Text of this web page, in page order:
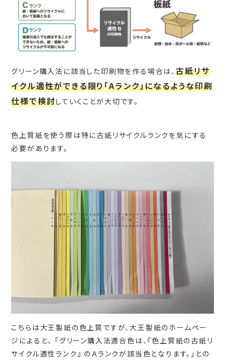
グリーン購入法に該当した印刷物を作る場合は、古紙リサ
イクル適性ができる限り「Aランク」になるような印刷
仕様で検討していくことが大切です。
色上質紙を使う際は特に古紙リサイクルランクを気にする
必要があります。
こちらは大王製紙の色上質ですが、大王製紙のホームペー
ジによると、 「グリーン購入法適合色は、『色上質紙の古紙リ
サイクル適性ランク』 のＡランクが該当色となります。」との